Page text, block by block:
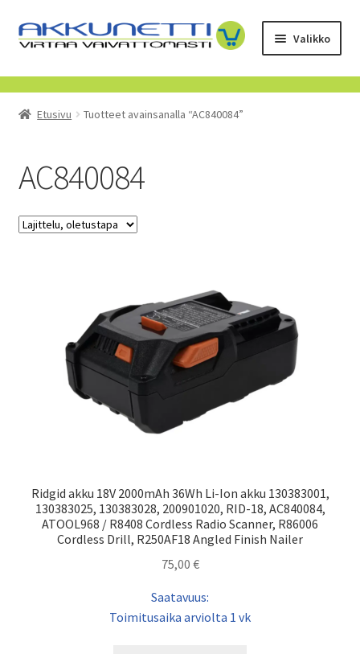
Siirry
navigointiin
Siirry
sisältöön
Valikko
Kauppa
Tietoa meistä
Yrityksille
Etusivu Tuotteet avainsanalla “AC840084”
AC840084
Ridgid akku 18V 2000mAh 36Wh Li-Ion akku 130383001,
130383025, 130383028, 200901020, RID-18, AC840084,
ATOOL968 / R8408 Cordless Radio Scanner, R86006
Cordless Drill, R250AF18 Angled Finish Nailer
75,00 €
Saatavuus:
Toimitusaika arviolta 1 vk